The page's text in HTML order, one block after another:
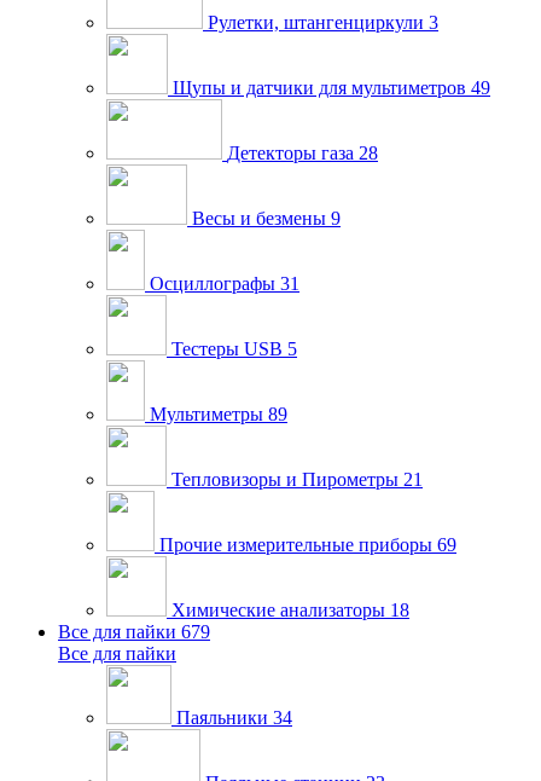
Рулетки, штангенциркули 3
Щупы и датчики для мультиметров 49
Детекторы газа 28
Весы и безмены 9
Осциллографы 31
Тестеры USB 5
Мультиметры 89
Тепловизоры и Пирометры 21
Прочие измерительные приборы 69
Химические анализаторы 18
Все для пайки 679
Все для пайки
Паяльники 34